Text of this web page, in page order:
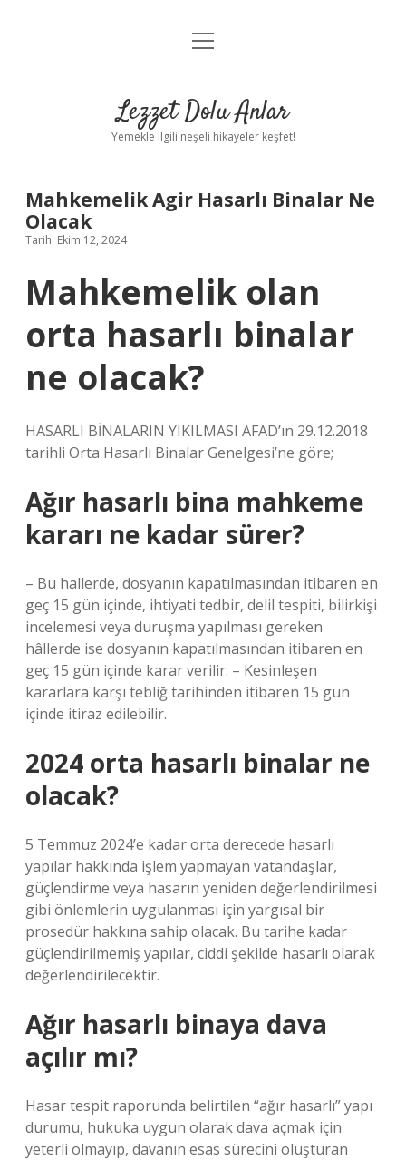
Anasayfa
Yasal Uyarı
menüyü
Lezzet Dolu Anlar
Yemekle ilgili neşeli hikayeler keşfet!
Mahkemelik Agir Hasarlı Binalar Ne
Olacak
Tarih: Ekim 12, 2024
Mahkemelik olan
orta hasarlı binalar
ne olacak?
HASARLI BİNALARIN YIKILMASI AFAD’ın 29.12.2018
tarihli Orta Hasarlı Binalar Genelgesi’ne göre;
Ağır hasarlı bina mahkeme
kararı ne kadar sürer?
– Bu hallerde, dosyanın kapatılmasından itibaren en
geç 15 gün içinde, ihtiyati tedbir, delil tespiti, bilirkişi
incelemesi veya duruşma yapılması gereken
hâllerde ise dosyanın kapatılmasından itibaren en
geç 15 gün içinde karar verilir. – Kesinleşen
kararlara karşı tebliğ tarihinden itibaren 15 gün
içinde itiraz edilebilir.
2024 orta hasarlı binalar ne
olacak?
5 Temmuz 2024’e kadar orta derecede hasarlı
yapılar hakkında işlem yapmayan vatandaşlar,
güçlendirme veya hasarın yeniden değerlendirilmesi
gibi önlemlerin uygulanması için yargısal bir
prosedür hakkına sahip olacak. Bu tarihe kadar
güçlendirilmemiş yapılar, ciddi şekilde hasarlı olarak
değerlendirilecektir.
Ağır hasarlı binaya dava
açılır mı?
Hasar tespit raporunda belirtilen “ağır hasarlı” yapı
durumu, hukuka uygun olarak dava açmak için
yeterli olmayıp, davanın esas sürecini oluşturan